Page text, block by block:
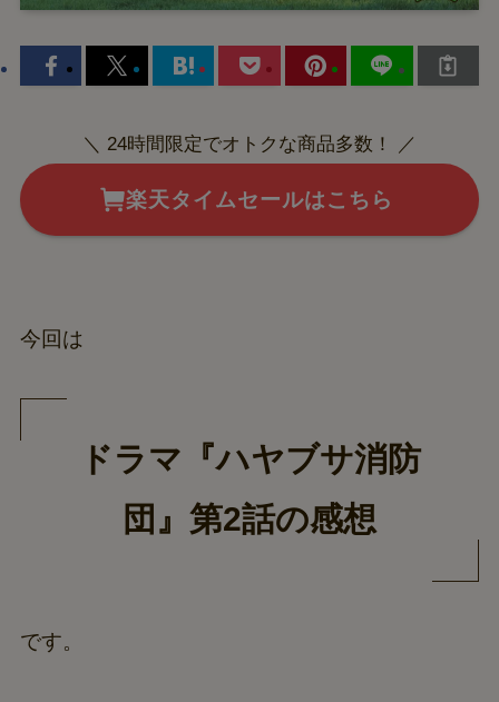
＼ 24時間限定でオトクな商品多数！ ／
楽天タイムセールはこちら
今回は
ドラマ『ハヤブサ消防
団』第2話の感想
です。